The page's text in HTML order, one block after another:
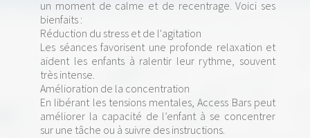
un moment de calme et de recentrage. Voici ses
bienfaits :
Réduction du stress et de l'agitation
Les séances favorisent une profonde relaxation et
aident les enfants à ralentir leur rythme, souvent
très intense.
Amélioration de la concentration
En libérant les tensions mentales, Access Bars peut
améliorer la capacité de l’enfant à se concentrer
sur une tâche ou à suivre des instructions.